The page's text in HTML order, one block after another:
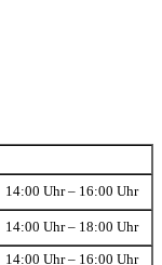
14:00 Uhr – 16:00 Uhr
14:00 Uhr – 18:00 Uhr
14:00 Uhr – 16:00 Uhr